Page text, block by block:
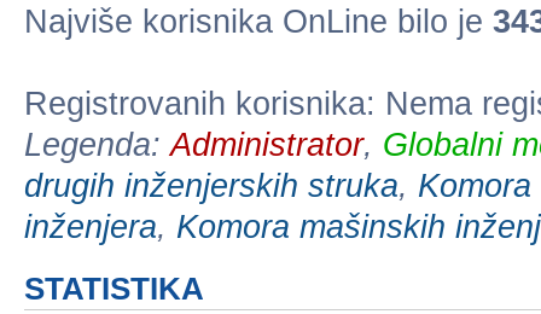
Najviše korisnika OnLine bilo je
Registrovanih korisnika: Nema
Legenda:Administrator, Globalni
drugih inženjerskih struka,
inženjera, Komora mašinskih
STATISTIKA